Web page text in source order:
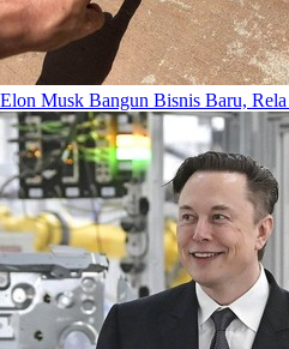
Elon Musk Bangun Bisnis Baru,